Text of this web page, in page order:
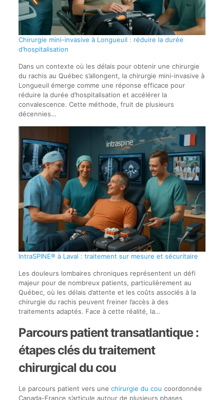
Chirurgie mini-invasive à Longueuil : réduire la durée
d’hospitalisation
Dans un contexte où les délais pour obtenir une chirurgie
du rachis au Québec s’allongent, la chirurgie mini-invasive à
Longueuil émerge comme une réponse efficace pour
réduire la durée d’hospitalisation et accélérer la
convalescence. Cette méthode, fruit de plusieurs
décennies…
IntraSPINE® à Laval : traitement sur mesure et sécuritaire
Les douleurs lombaires chroniques représentent un défi
majeur pour de nombreux patients, particulièrement au
Québec, où les délais d’attente et les coûts associés à la
chirurgie du rachis peuvent freiner l’accès à des
traitements adaptés. Face à cette réalité, la…
Parcours patient transatlantique :
étapes clés du traitement
chirurgical du cou
Le parcours patient vers une chirurgie du cou coordonnée
Canada-France s’articule autour de plusieurs phases